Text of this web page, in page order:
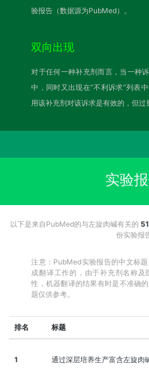
验报告（数据源为PubMed）。
双向出现
对于任何一种补充剂而言，当一种
中，同时又出现在“不利诉求”列表
用该补充剂对该诉求是有效的，但过
实验
以下是来自PubMed的与左旋肉碱有关的
份实验报
注意：PubMed实验报告的中文标
成翻译工作的，由于补充剂名称及
性，机器翻译的结果有时是不准确
题仅供参考。
排名 标题
1 通过深层培养生产富含左旋肉